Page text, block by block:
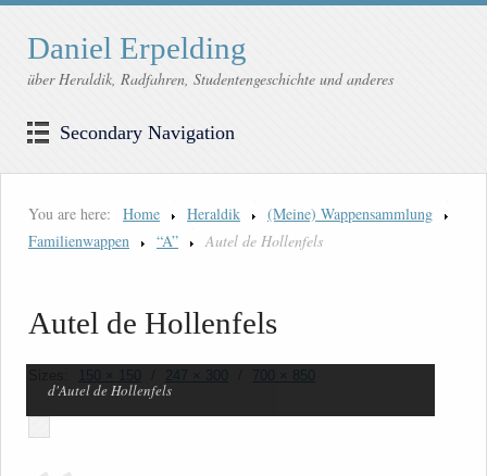
Daniel Erpelding
über Heraldik, Radfahren, Studentengeschichte und anderes
Secondary Navigation
You are here: Home Heraldik
(Meine) Wappensammlung
Familienwappen
“A” Autel de Hollenfels
Autel de Hollenfels
150 × 150 247 × 300 700 × 850
d'Autel de Hollenfels